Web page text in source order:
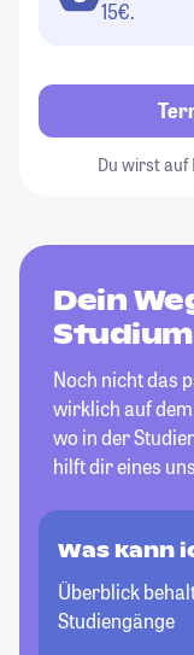
15€.
Du wirst
Dein
Studium
Noch nicht das
wirklich auf
wo in der
hilft dir eines
Was kann
Überblick
Studiengänge